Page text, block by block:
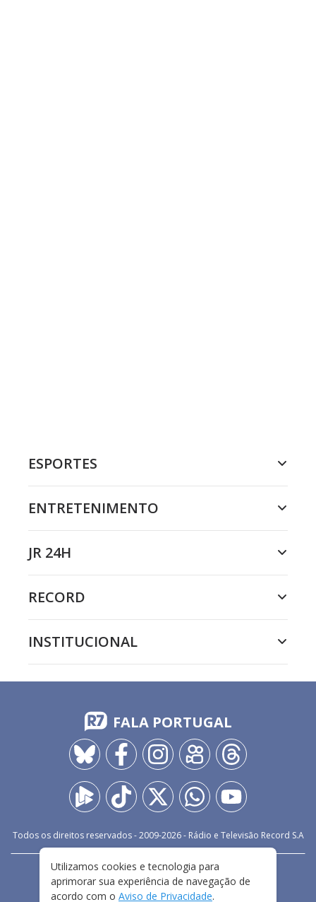
ESPORTES
ENTRETENIMENTO
JR 24H
RECORD
INSTITUCIONAL
FALA PORTUGAL
Todos os direitos reservados - 2009-2026- Rádio e Televisão Record S.A
FALE CONOSCO
PRIVACIDADE
TERMOS E CONDIÇÕES DE USO
Utilizamos cookies e tecnologia para
aprimorar sua experiência de navegação de
acordo com o Aviso de Privacidade.